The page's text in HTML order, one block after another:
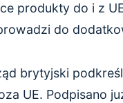
produkty do i z
do
brytyjski
UE. Podpisano